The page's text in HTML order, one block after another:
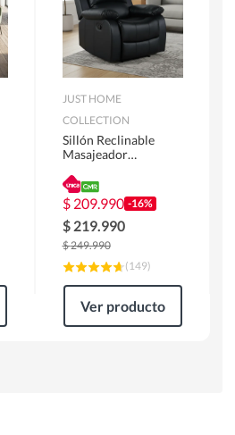
JUST HOME
COLLECTION
Sillón Reclinable
Masajeador
Atlanta 91x101x94
cm Negro
$ 209.990 -16%
$ 219.990
$249.990
(149)
Ver producto